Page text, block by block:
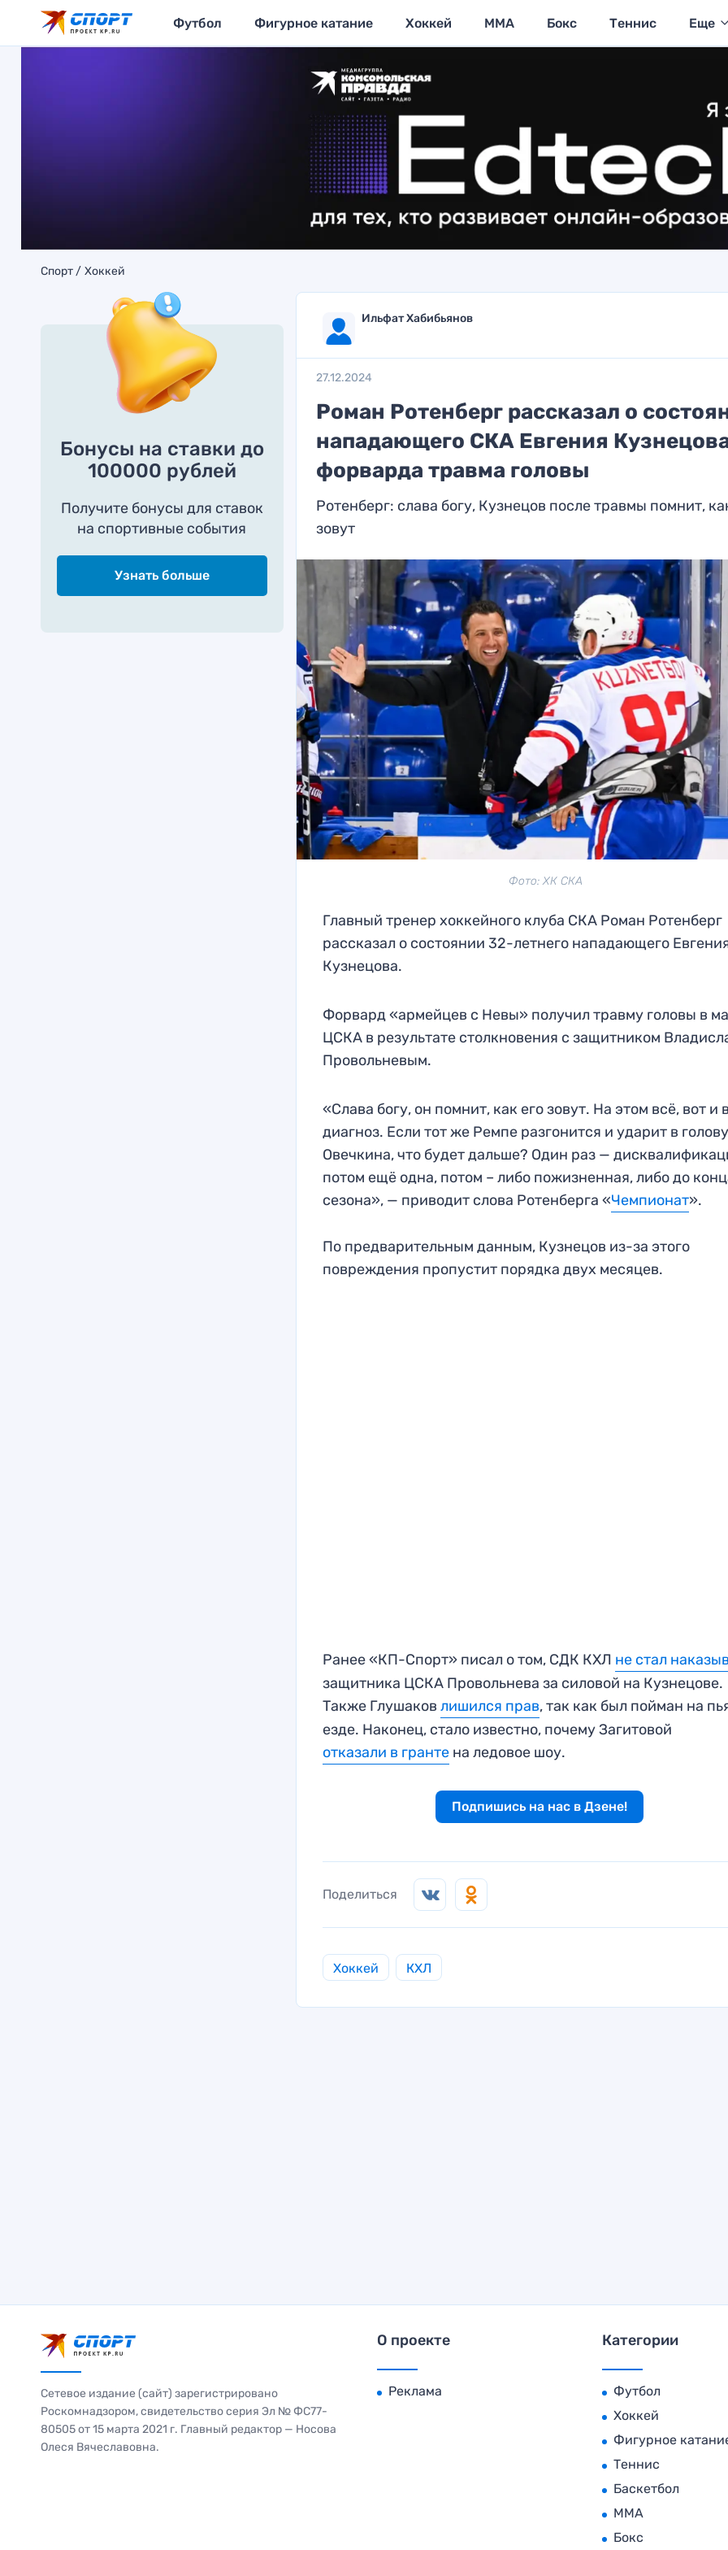
Футбол Фигурное катание Хоккей MMA Бокс Теннис Еще
Спорт Хоккей
Бонусы на ставки до
100000 рублей
Получите бонусы для ставок
на спортивные события
Узнать больше
Ильфат Хабибьянов
27.12.2024
Роман Ротенберг рассказал о
нападающего СКА Евгения
форварда травма головы
Ротенберг: слава богу, Кузнецов после травмы помнит,
зовут
Фото: ХК СКА
Главный тренер хоккейного клуба СКА Роман Ротенберг
рассказал о состоянии 32-летнего нападающего
Кузнецова.
Форвард «армейцев с Невы» получил травму головы в
ЦСКА в результате столкновения с защитником
Провольневым.
«Слава богу, он помнит, как его зовут. На этом всё, вот и
диагноз. Если тот же Ремпе разгонится и ударит в голову
Овечкина, что будет дальше? Один раз —
потом ещё одна, потом – либо пожизненная, либо до
сезона», — приводит слова Ротенберга «Чемпионат».
По предварительным данным, Кузнецов из-за этого
повреждения пропустит порядка двух месяцев.
Ранее «КП-Спорт» писал о том, СДК КХЛ не стал
защитника ЦСКА Провольнева за силовой на Кузнецове.
Также Глушаковлишился прав, так как был пойман на
езде. Наконец, стало известно, почему Загитовой
отказали в гранте на ледовое шоу.
Подпишись на нас в Дзене!
Поделиться
Хоккей КХЛ
Сетевое издание (сайт) зарегистрировано
Роскомнадзором, свидетельство серия Эл № ФС77-
80505 от 15 марта 2021 г. Главный редактор — Носова
Олеся Вячеславовна.
О проекте
Реклама
Категории
Футбол
Хоккей
Фигурное
Теннис
Баскетбол
MMA
Бокс